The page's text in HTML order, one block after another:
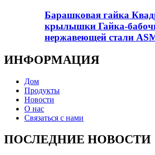
Барашковая гайка
крылышки Гайка-
нержавеющей стали
ИНФОРМАЦИЯ
Дом
Продукты
Новости
О нас
Связаться с нами
ПОСЛЕДНИЕ НОВОСТИ